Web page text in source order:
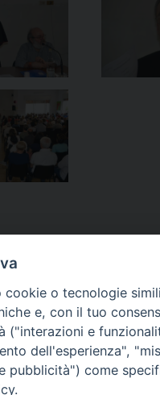
di Melfi Rapolla
cookie o tecnologie
e, con il tuo
("interazioni e
dell'esperienza",
pubblicità") come